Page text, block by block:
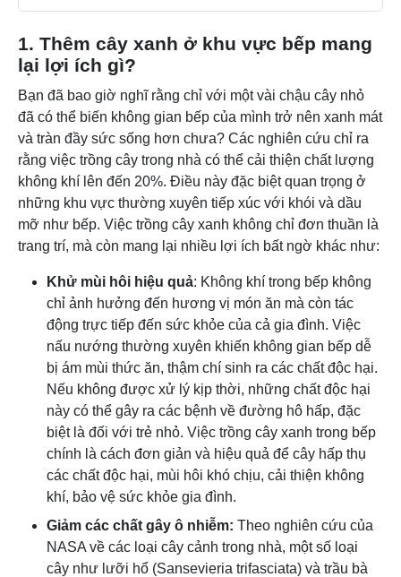
1. Thêm cây xanh ở khu vực bếp mang
lại lợi ích gì?
Bạn đã bao giờ nghĩ rằng chỉ với một vài chậu cây nhỏ
đã có thể biến không gian bếp của mình trở nên xanh mát
và tràn đầy sức sống hơn chưa? Các nghiên cứu chỉ ra
rằng việc trồng cây trong nhà có thể cải thiện chất lượng
không khí lên đến 20%. Điều này đặc biệt quan trọng ở
những khu vực thường xuyên tiếp xúc với khói và dầu
mỡ như bếp. Việc trồng cây xanh không chỉ đơn thuần là
trang trí, mà còn mang lại nhiều lợi ích bất ngờ khác như:
Khử mùi hôi hiệu quả: Không khí trong bếp không
chỉ ảnh hưởng đến hương vị món ăn mà còn tác
động trực tiếp đến sức khỏe của cả gia đình. Việc
nấu nướng thường xuyên khiến không gian bếp dễ
bị ám mùi thức ăn, thậm chí sinh ra các chất độc hại.
Nếu không được xử lý kịp thời, những chất độc hại
này có thể gây ra các bệnh về đường hô hấp, đặc
biệt là đối với trẻ nhỏ. Việc trồng cây xanh trong bếp
chính là cách đơn giản và hiệu quả để cây hấp thụ
các chất độc hại, mùi hôi khó chịu, cải thiện không
khí, bảo vệ sức khỏe gia đình.
Giảm các chất gây ô nhiễm: Theo nghiên cứu của
NASA về các loại cây cảnh trong nhà, một số loại
cây như lưỡi hổ (Sansevieria trifasciata) và trầu bà